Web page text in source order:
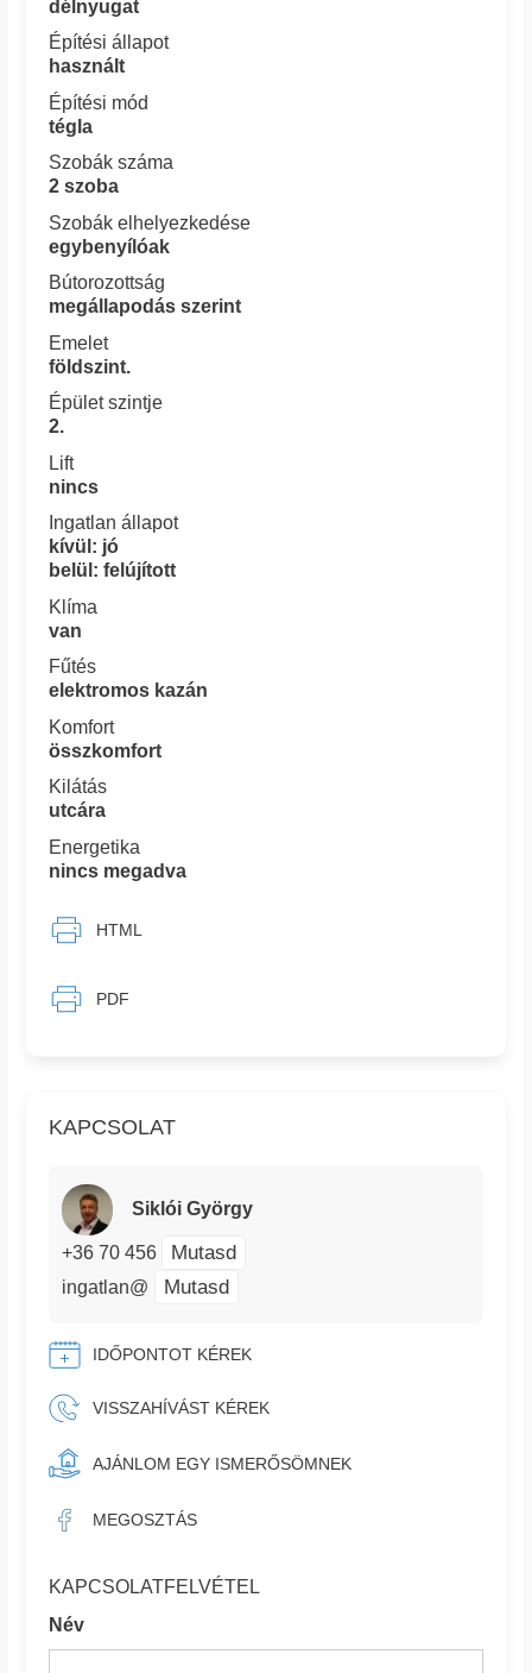
KAPCSOLAT
Siklói György
+36 70 456 Mutasd
ingatlan@ Mutasd
IDŐPONTOT KÉREK
VISSZAHÍVÁST KÉREK
AJÁNLOM EGY ISMERŐSÖMNEK
MEGOSZTÁS
KAPCSOLATFELVÉTEL
Név
délnyugat
Építési állapot
használt
Építési mód
tégla
Szobák száma
2 szoba
Szobák elhelyezkedése
egybenyílóak
Bútorozottság
megállapodás szerint
Emelet
földszint.
Épület szintje
2.
Lift
nincs
Ingatlan állapot
kívül: jó
belül: felújított
Klíma
van
Fűtés
elektromos kazán
Komfort
összkomfort
Kilátás
utcára
Energetika
nincs megadva
HTML
PDF